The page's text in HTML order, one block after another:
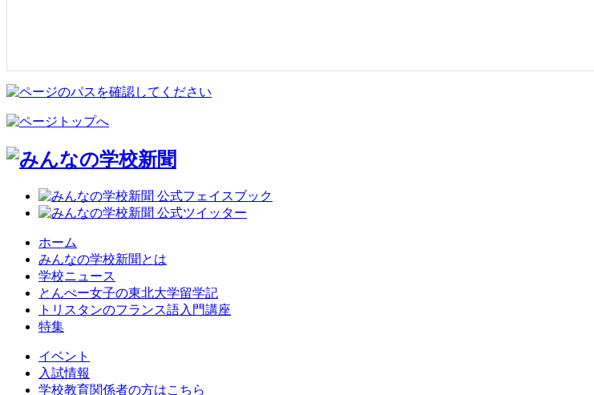
ホーム
みんなの学校新聞とは
学校ニュース
とんぺー女子の東北大学留学記
トリスタンのフランス語入門講座
特集
イベント
入試情報
学校教育関係者の方はこちら